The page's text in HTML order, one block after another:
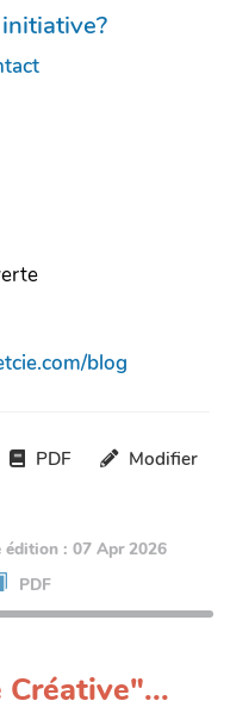
blog
PDF Modifier
édition : 07 Apr 2026
PDF